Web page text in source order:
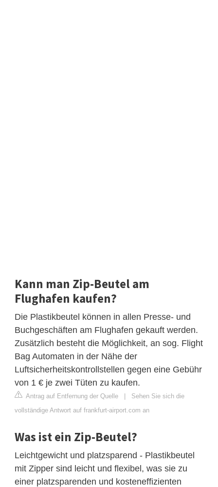
Kann man Zip-Beutel am
Flughafen kaufen?
Die Plastikbeutel können in allen Presse- und
Buchgeschäften am Flughafen gekauft werden.
Zusätzlich besteht die Möglichkeit, an sog. Flight
Bag Automaten in der Nähe der
Luftsicherheitskontrollstellen gegen eine Gebühr
von 1 € je zwei Tüten zu kaufen.
Antrag auf Entfernung der Quelle | Sehen Sie sich die
vollständige Antwort auf frankfurt-airport.com an
Was ist ein Zip-Beutel?
Leichtgewicht und platzsparend - Plastikbeutel
mit Zipper sind leicht und flexibel, was sie zu
einer platzsparenden und kosteneffizienten